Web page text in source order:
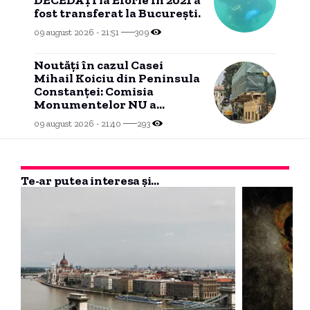
fost transferat la București.
09 august 2026 - 21:51 309
Noutăți în cazul Casei
Mihail Koiciu din Peninsula
Constanței: Comisia
Monumentelor NU a
aprobat modificările.
09 august 2026 - 21:40 293
Te-ar putea interesa și...